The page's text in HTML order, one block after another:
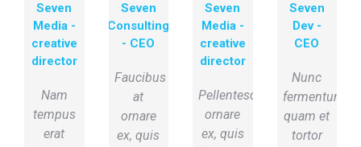
Seven
Media -
creative
director
Nam
tempus
erat
Seven
Consulting
- CEO
Faucibus
at
ornare
ex, quis
Seven
Media -
creative
director
Pellentesque
ornare
ex, quis
Seven
Dev -
CEO
Nunc
fermentum
quam et
tortor